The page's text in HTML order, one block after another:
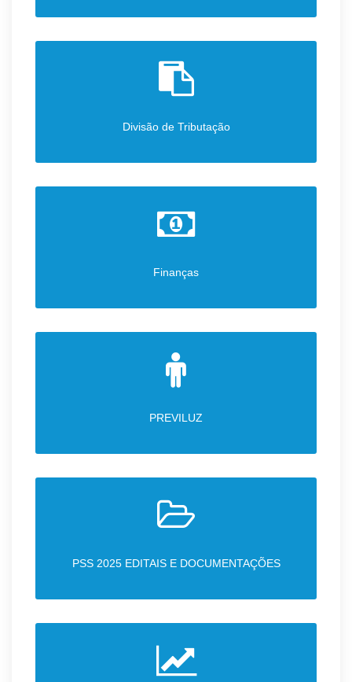
Divisão de Tributação
Finanças
PREVILUZ
PSS 2025 EDITAIS E DOCUMENTAÇÕES